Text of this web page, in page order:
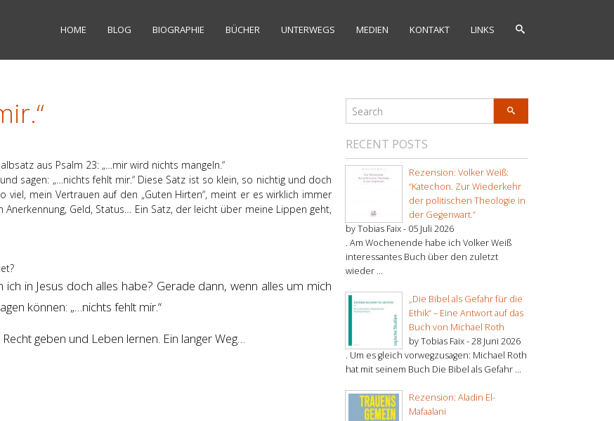
HOME BLOG BIOGRAPHIE BÜCHER UNTERWEGS MEDIEN KONTAKT LINKS
aus Psalm 23: „…mir wird nichts mangeln.“
sagen: „…nichts fehlt mir.“ Diese Satz ist so klein, so nichtig und doch
viel, mein Vertrauen auf den „Guten Hirten“, meint er es wirklich immer
Geld, Status… Ein Satz, der leicht über meine Lippen geht,
in Jesus doch alles habe? Gerade dann, wenn alles um mich
können: „…nichts fehlt mir.“
geben und Leben lernen. Ein langer Weg…
RECENT POSTS
Rezension: Volker Weiß:
“Katechon. Zur Wiederkehr
der politischen Theologie in
der Gegenwart.”
by Tobias Faix - 05 Juli 2026
. Am Wochenende habe ich Volker Weiß
interessantes Buch über den zuletzt
wieder ...
„Die Bibel als Gefahr für die
Ethik“ – Eine Antwort auf das
Buch von Michael Roth
by Tobias Faix -28 Juni 2026
. Um es gleich vorwegzusagen: Michael Roth
hat mit seinem Buch Die Bibel als Gefahr ...
Rezension: Aladin El-
Mafaalani